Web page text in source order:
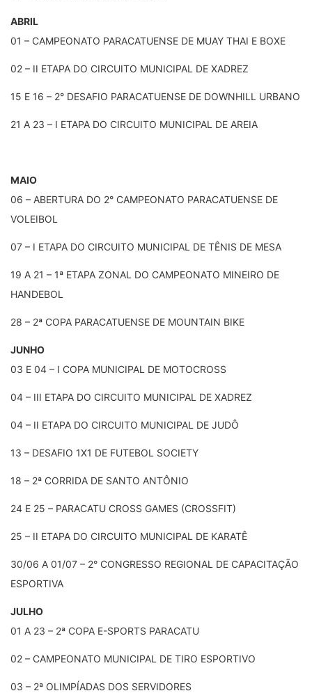
ABRIL
01 – CAMPEONATO PARACATUENSE DE MUAY THAI E BOXE
02 – II ETAPA DO CIRCUITO MUNICIPAL DE XADREZ
15 E 16 – 2° DESAFIO PARACATUENSE DE DOWNHILL URBANO
21 A 23 – I ETAPA DO CIRCUITO MUNICIPAL DE AREIA
MAIO
06 – ABERTURA DO 2° CAMPEONATO PARACATUENSE DE
VOLEIBOL
07 – I ETAPA DO CIRCUITO MUNICIPAL DE TÊNIS DE MESA
19 A 21 – 1ª ETAPA ZONAL DO CAMPEONATO MINEIRO DE
HANDEBOL
28 – 2ª COPA PARACATUENSE DE MOUNTAIN BIKE
JUNHO
03 E 04 – I COPA MUNICIPAL DE MOTOCROSS
04 – III ETAPA DO CIRCUITO MUNICIPAL DE XADREZ
04 – II ETAPA DO CIRCUITO MUNICIPAL DE JUDÔ
13 – DESAFIO 1X1 DE FUTEBOL SOCIETY
18 – 2ª CORRIDA DE SANTO ANTÔNIO
24 E 25 – PARACATU CROSS GAMES (CROSSFIT)
25 – II ETAPA DO CIRCUITO MUNICIPAL DE KARATÊ
30/06 A 01/07 – 2° CONGRESSO REGIONAL DE CAPACITAÇÃO
ESPORTIVA
JULHO
01 A 23 – 2ª COPA E-SPORTS PARACATU
02 – CAMPEONATO MUNICIPAL DE TIRO ESPORTIVO
03 – 2ª OLIMPÍADAS DOS SERVIDORES